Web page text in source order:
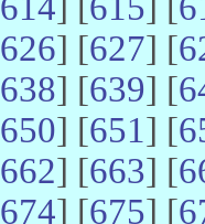
626] [627] [
638] [639] [
650] [651] [
662] [663] [
674] [675] [